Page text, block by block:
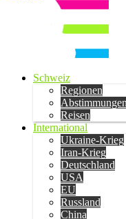
Schweiz
Regionen
Abstimmungen
Reisen
International
Ukraine-Krieg
Iran-Krieg
Deutschland
USA
EU
Russland
China